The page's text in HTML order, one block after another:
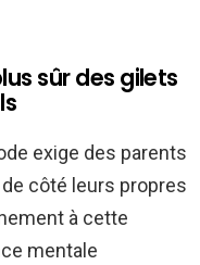
sûr des gilets
exige des parents
côté leurs propres
à cette
mentale